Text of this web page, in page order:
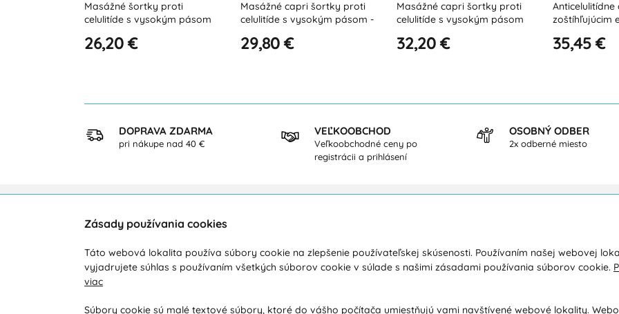
Masážné capri šortky proti
celulitíde s vysokým pásom -
29,80 €
Masážné capri šortky proti
celulitíde s vysokým pásom
32,20 €
Anticelulitídne capri s FIR
zoštíhľujúcim efektom
35,45 €
Anticelulitídne
zoštíhľujúcim
38,95 €
DOPRAVA ZDARMA
pri nákupe nad 40 €
VEĽKOOBCHOD
Veľkoobchodné ceny po
registrácii a prihlásení
OSOBNÝ ODBER
2x odberné miesto
Zákaznícka podpora
Počas pracovných dní od 8:00 do 16:00
+421 919 071 612
info@vohy.sk
Doprava a platba
Obchodné podmienky
Kontakty
Ochrana osobných údajov
Zásady používania cookies
Táto webová lokalita používa súbory cookie na zlepšenie používateľskej skúsenosti. Používaním našej webovej
vyjadrujete súhlas s používaním všetkých súborov cookie v súlade s našimi zásadami používania súborov cookie.
viac
Súbory cookie sú malé textové súbory, ktoré do vášho počítača umiestňujú vami navštívené webové lokality.